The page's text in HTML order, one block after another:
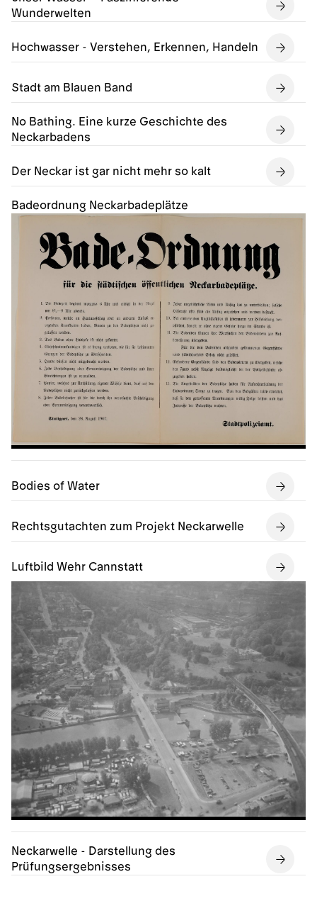
Wunderwelten
Hochwasser - Verstehen, Erkennen, Handeln
Stadt am Blauen Band
No Bathing. Eine kurze Geschichte des
Neckarbadens
Der Neckar ist gar nicht mehr so kalt
Badeordnung Neckarbadeplätze
Bodies of Water
Rechtsgutachten zum Projekt Neckarwelle
Luftbild Wehr Cannstatt
Neckarwelle - Darstellung des
Prüfungsergebnisses